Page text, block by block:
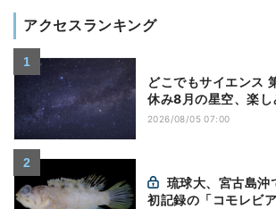
アクセスランキング
どこでもサイエンス
休み8月の星空、楽し
2026/08/05 07:00
初記録の「コモレビ